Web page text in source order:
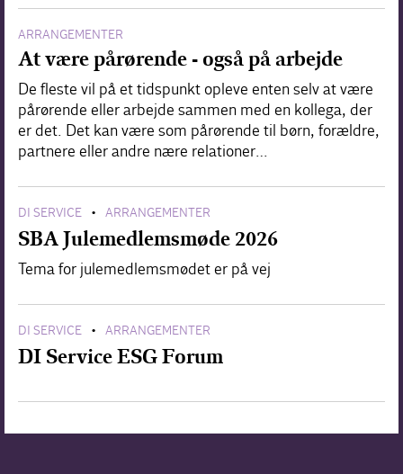
ARRANGEMENTER
At være pårørende - også på arbejde
De fleste vil på et tidspunkt opleve enten selv at være
pårørende eller arbejde sammen med en kollega, der
er det. Det kan være som pårørende til børn, forældre,
partnere eller andre nære relationer…
DI SERVICE • ARRANGEMENTER
SBA Julemedlemsmøde 2026
Tema for julemedlemsmødet er på vej
DI SERVICE • ARRANGEMENTER
DI Service ESG Forum